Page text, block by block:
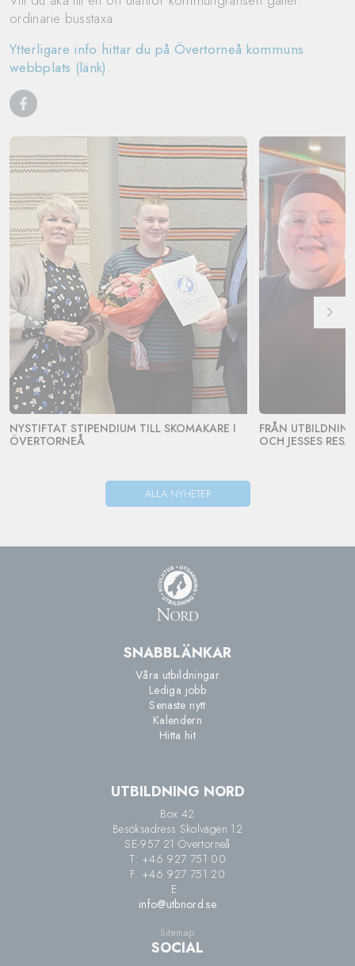
ordinarie busstaxa.
Ytterligare info hittar du på Övertorneå kommuns
webbplats (länk).
NYSTIFTAT STIPENDIUM TILL SKOMAKARE I
ÖVERTORNEÅ
FRÅN
OCH JESSES RESA.
ALLA NYHETER
SNABBLÄNKAR
Våra utbildningar
Lediga jobb
Senaste nytt
Kalendern
Hitta hit
UTBILDNING NORD
Box 42
Besöksadress Skolvägen 12
SE-957 21 Övertorneå
T: +46 927 751 00
F. +46 927 751 20
E.
info@utbnord.se
Sitemap
SOCIAL